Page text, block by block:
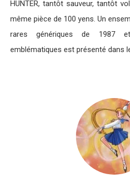
HUNTER, tantôt sauveur, tantôt
même pièce de 100 yens. Un
rares génériques de 1987 et
emblématiques est présenté dans